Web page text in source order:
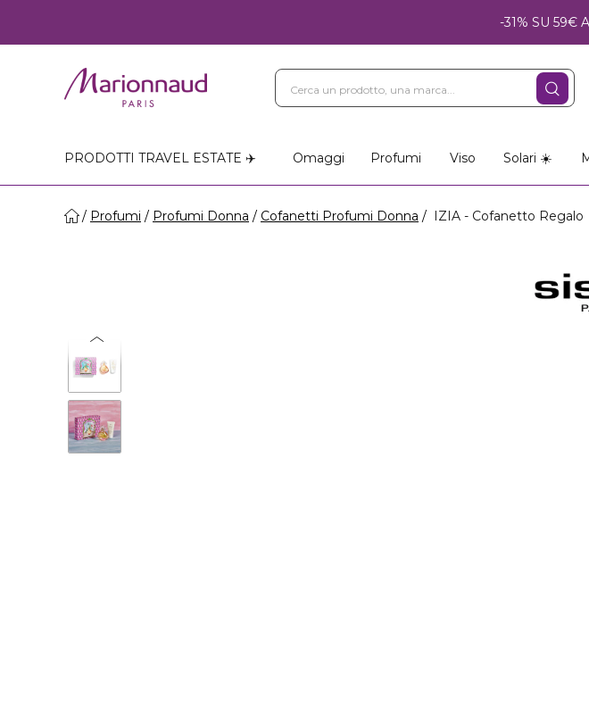
-31% SU 59€
PRODOTTI TRAVEL ESTATE ✈️ Omaggi Profumi Viso Solari ☀️
Profumi Profumi Donna Cofanetti Profumi Donna IZIA - Cofanetto Regalo